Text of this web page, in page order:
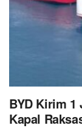
BYD Kirim 1
Kapal